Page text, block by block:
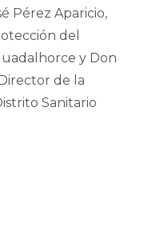
Pérez Aparicio,
del
y Don
de la
Sanitario